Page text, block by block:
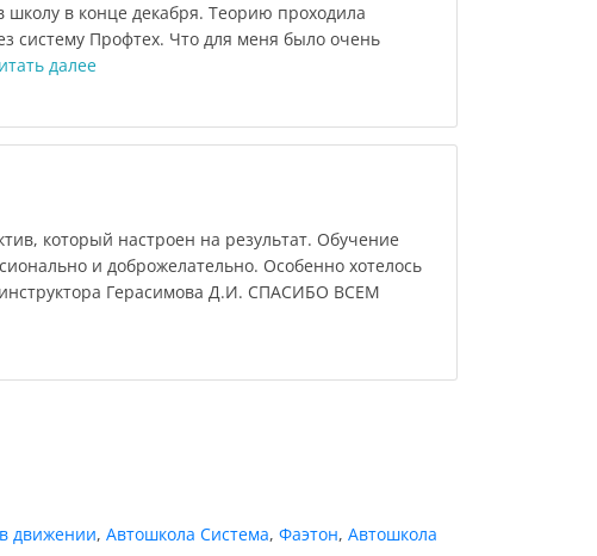
школу в конце декабря. Теорию проходила
систему Профтех. Что для меня было очень
далее
который настроен на результат. Обучение
и доброжелательно. Особенно хотелось
Герасимова Д.И. СПАСИБО ВСЕМ
движении, Автошкола Система, Фаэтон, Автошкола